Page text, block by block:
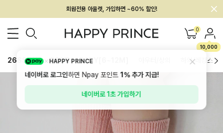
회원전용 아울렛, 가입하면 ~60% 할인!
0
10,000
26SS 신상 BEST BABY[6~12M] 하의/레깅스
HAPPY PRINCE
네이버로 로그인하면 Npay 포인트1%추가 지급!
네이버로 1초 가입하기